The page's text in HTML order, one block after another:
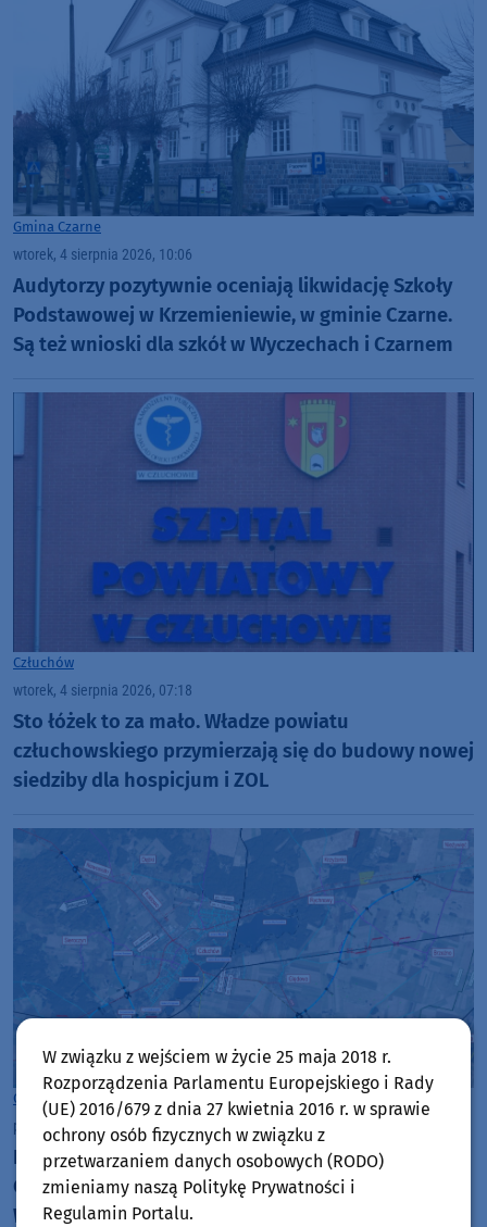
Gmina Czarne
wtorek, 4 sierpnia 2026, 10:06
Audytorzy pozytywnie oceniają likwidację Szkoły
Podstawowej w Krzemieniewie, w gminie Czarne.
Są też wnioski dla szkół w Wyczechach i Czarnem
Człuchów
wtorek, 4 sierpnia 2026, 07:18
Sto łóżek to za mało. Władze powiatu
człuchowskiego przymierzają się do budowy nowej
siedziby dla hospicjum i ZOL
Człuchów
poniedziałek, 3 sierpnia 2026, 11:25
RDOŚ zgadza się na budowę obwodnicy
Człuchowa, ale stawia kilkadziesiąt warunków.
Wkrótce będzie decyzja środowiskowa
W związku z wejściem w życie 25 maja 2018 r.
Rozporządzenia Parlamentu Europejskiego i Rady
(UE) 2016/679 z dnia 27 kwietnia 2016 r. w sprawie
ochrony osób fizycznych w związku z
przetwarzaniem danych osobowych (RODO)
zmieniamy naszą Politykę Prywatności i
Regulamin Portalu.